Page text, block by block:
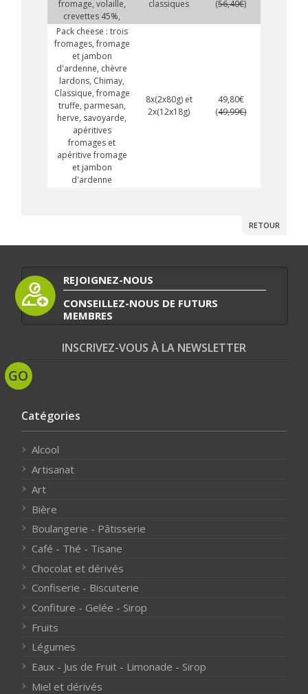
fromage, volaille,
crevettes 45%,
classiques (56,40€)
Pack cheese : trois
fromages, fromage
et jambon
d'ardenne, chèvre
lardons, Chimay,
Classique, fromage
truffe, parmesan,
herve, savoyarde,
apéritives
fromages et
apéritive fromage
et jambon
d'ardenne
8x(2x80g) et
2x(12x18g)
49,80€
(49,99€)
RETOUR
REJOIGNEZ-NOUS
CONSEILLEZ-NOUS DE FUTURS
MEMBRES
INSCRIVEZ-VOUS À LA NEWSLETTER
Catégories
Alcool
Artisanat
Art
Bière
Boulangerie - Pâtisserie
Café - Thé - Tisane
Chocolat et dérivés
Confiserie - Biscuiterie
Confiture - Gelée - Sirop
Fruits
Légumes
Eaux - Jus de Fruit - Limonade - Sirop
Miel et dérivés